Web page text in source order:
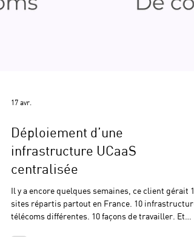
17 avr.
Déploiement d’une
infrastructure UCaaS